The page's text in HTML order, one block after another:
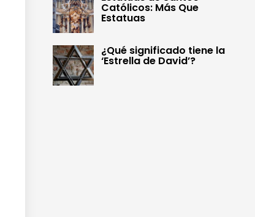
Católicos: Más Que
Estatuas
¿Qué significado tiene la
‘Estrella de David’?